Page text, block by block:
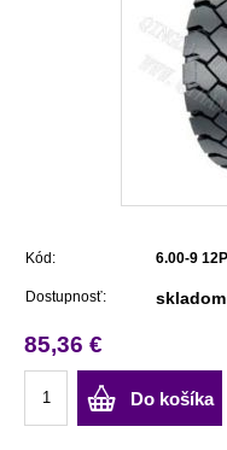
Kód: 6.00-9
Dostupnosť: skladom
85,36 €
Do košíka